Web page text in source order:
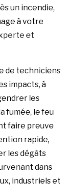
un incendie,
à votre
et
de techniciens
impacts, à
les
fumée, le feu
faire preuve
rapide,
les dégâts
dans
industriels et